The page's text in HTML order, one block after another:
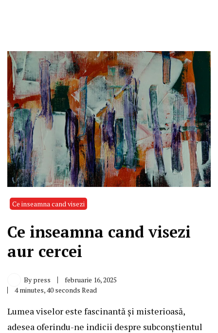
Ce inseamna cand visezi
Ce inseamna cand visezi
aur cercei
By press
februarie 16, 2025
4 minutes, 40 seconds Read
Lumea viselor este fascinantă și misterioasă,
adesea oferindu-ne indicii despre subconștientul